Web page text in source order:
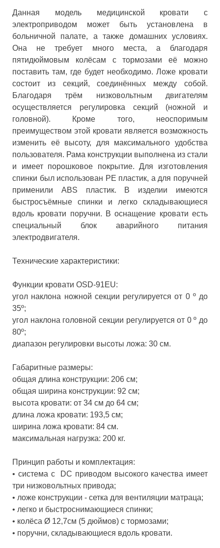
Данная модель медицинской кровати с
электроприводом может быть установлена в
больничной палате, а также домашних условиях.
Она не требует много места, а благодаря
пятидюймовым колёсам с тормозами её можно
поставить там, где будет необходимо. Ложе кровати
состоит из секций, соединённых между собой.
Благодаря трём низковольтным двигателям
осуществляется регулировка секций (ножной и
головной). Кроме того, неоспоримым
преимуществом этой кровати является возможность
изменить её высоту, для максимального удобства
пользователя. Рама конструкции выполнена из стали
и имеет порошковое покрытие. Для изготовления
спинки был использован РЕ пластик, а для поручней
применили ABS пластик. В изделии имеются
быстросъёмные спинки и легко складывающиеся
вдоль кровати поручни. В оснащение кровати есть
специальный блок аварийного питания
электродвигателя.
Технические характеристики:
Функции кровати OSD-91EU:
угол наклона ножной секции регулируется от 0 º до
35º;
угол наклона головной секции регулируется от 0 º до
80º;
диапазон регулировки высоты ложа: 30 см.
Габаритные размеры:
общая длина конструкции: 206 см;
общая ширина конструкции: 92 см;
высота кровати: от 34 см до 64 см;
длина ложа кровати: 193,5 см;
ширина ложа кровати: 84 см.
максимальная нагрузка: 200 кг.
Принцип работы и комплектация:
• система с DC приводом высокого качества имеет
три низковольтных привода;
• ложе конструкции - сетка для вентиляции матраца;
• легко и быстроснимающиеся спинки;
• колёса Ø 12,7см (5 дюймов) с тормозами;
• поручни, складывающиеся вдоль кровати.